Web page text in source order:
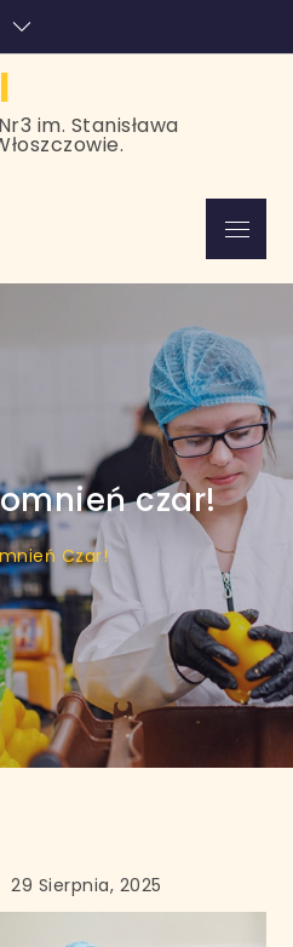
im. Stanisława
Menu
czar!
Czar!
29 Sierpnia, 2025